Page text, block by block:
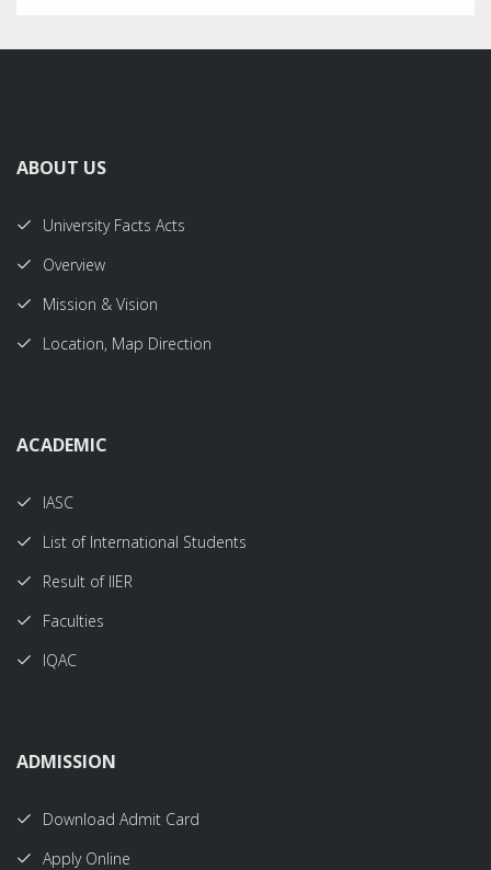
ABOUT US
University Facts Acts
Overview
Mission & Vision
Location, Map Direction
ACADEMIC
IASC
List of International Students
Result of IIER
Faculties
IQAC
ADMISSION
Download Admit Card
Apply Online